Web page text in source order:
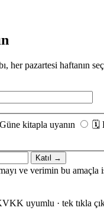
her pazartesi haftanın
kitapla uyanın 🗓
Katıl →
ve verimin bu amaçla
uyumlu · tek tıkla